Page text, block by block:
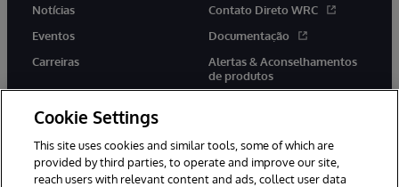
Notícias
Eventos
Carreiras
Contato Direto WRC
Documentação
Alertas & Aconselhamentos
de produtos
twitter youtubefacebooklinkedin
Cookie Settings
This site uses cookies and similar tools, some of which are
provided by third parties, to operate and improve our site,
reach users with relevant content and ads, collect user data